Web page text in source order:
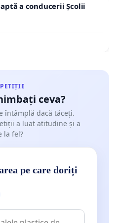
a conducerii Școlii
ceva?
întâmplă dacă tăceți.
a luat atitudine și a
la fel?
pe care doriți